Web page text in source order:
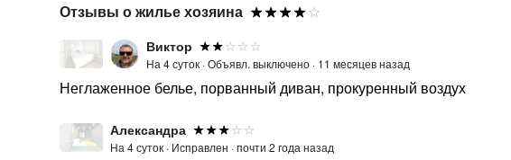
Отзывы о жилье хозяина
Виктор
На 4 суток ·Объявл. выключено · 11 месяцев назад
Неглаженное белье, порванный диван, прокуренный воздух
Александра
На 4 суток · Исправлен ·почти 2 года назад